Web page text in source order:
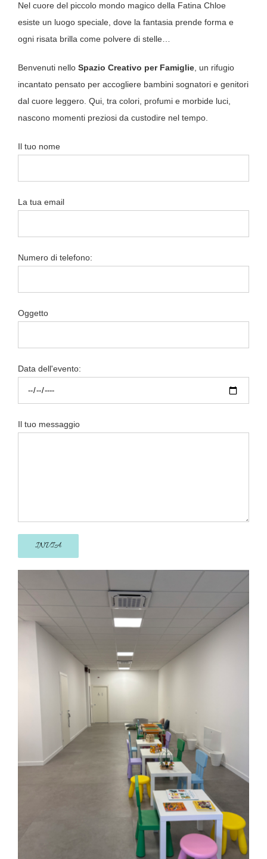
Nel cuore del piccolo mondo magico della Fatina Chloe
esiste un luogo speciale, dove la fantasia prende forma e
ogni risata brilla come polvere di stelle…
Benvenuti nello Spazio Creativo per Famiglie, un rifugio
incantato pensato per accogliere bambini sognatori e genitori
dal cuore leggero. Qui, tra colori, profumi e morbide luci,
nascono momenti preziosi da custodire nel tempo.
Il tuo nome
La tua email
Numero di telefono:
Oggetto
Data dell'evento:
Il tuo messaggio